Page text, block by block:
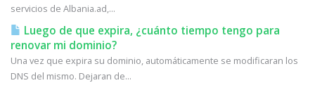
servicios de Albania.ad,...
Luego de que expira, ¿cuánto tiempo tengo para
renovar mi dominio?
Una vez que expira su dominio, automáticamente se modificaran los
DNS del mismo. Dejaran de...